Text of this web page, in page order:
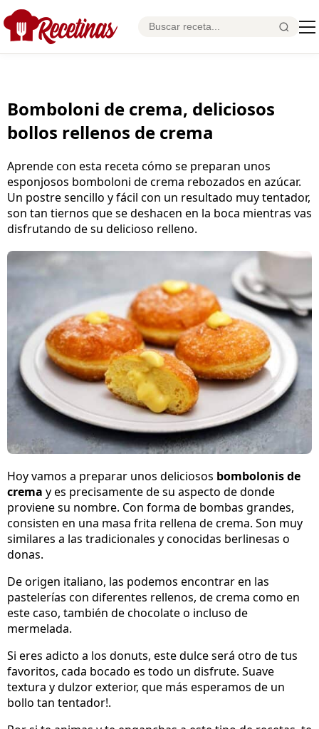
Bomboloni de crema, deliciosos
bollos rellenos de crema
Aprende con esta receta cómo se preparan unos
esponjosos bomboloni de crema rebozados en azúcar.
Un postre sencillo y fácil con un resultado muy tentador,
son tan tiernos que se deshacen en la boca mientras vas
disfrutando de su delicioso relleno.
Hoy vamos a preparar unos deliciosos bombolonis de
crema y es precisamente de su aspecto de donde
proviene su nombre. Con forma de bombas grandes,
consisten en una masa frita rellena de crema. Son muy
similares a las tradicionales y conocidas berlinesas o
donas.
De origen italiano, las podemos encontrar en las
pastelerías con diferentes rellenos, de crema como en
este caso, también de chocolate o incluso de
mermelada.
Si eres adicto a los donuts, este dulce será otro de tus
favoritos, cada bocado es todo un disfrute. Suave
textura y dulzor exterior, que más esperamos de un
bollo tan tentador!.